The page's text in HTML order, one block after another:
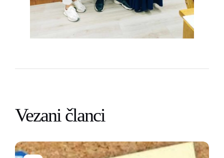
Vezani članci